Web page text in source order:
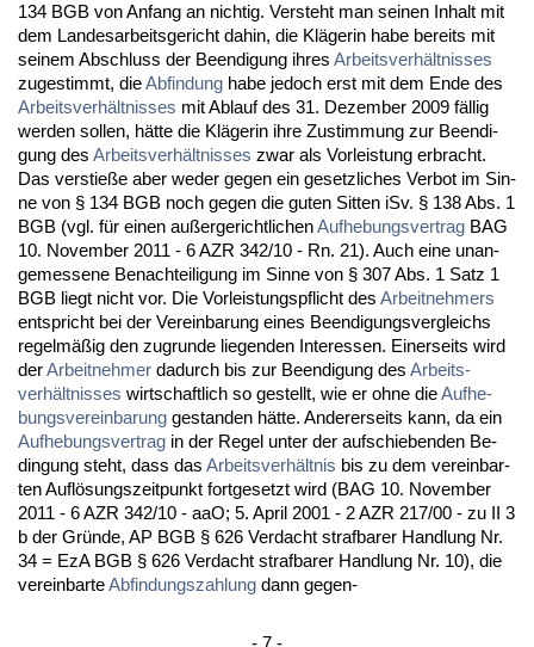
134 BGB von An­fang an nich­tig. Ver­steht man sei­nen In­halt mit
dem Lan­des­ar­beits­ge­richt da­hin, die Kläge­rin ha­be be­reits mit
sei­nem Ab­schluss der Be­en­di­gung ih­res Ar­beits­verhält­nis­ses
zu­ge­stimmt, dieAb­fin­dung ha­be je­doch erst mit dem En­de des
Ar­beits­verhält­nis­ses mit Ab­lauf des 31. De­zem­ber 2009 fällig
wer­den sol­len, hätte die Kläge­rin ih­re Zu­stim­mung zur Be­en­di­
gung des Ar­beits­verhält­nis­ses zwar als Vor­leis­tung er­bracht.
Das ver­stieße aber we­der ge­gen ein ge­setz­li­ches Ver­bot im Sin­
ne von § 134 BGB noch ge­gen die gu­ten Sit­ten iSv. § 138 Abs. 1
BGB (vgl. für ei­nen außer­ge­richt­li­chenAuf­he­bungs­ver­trag BAG
10. No­vem­ber 2011 - 6 AZR 342/10 - Rn. 21). Auch ei­ne un­an­
ge­mes­se­ne Be­nach­tei­li­gung im Sin­ne von § 307 Abs. 1 Satz 1
BGB liegt nicht vor. Die Vor­leis­tungs­pflicht des Ar­beit­neh­mers
ent­spricht bei der Ver­ein­ba­rung ei­nes Be­en­di­gungs­ver­gleichs
re­gelmäßig den zu­grun­de lie­gen­den In­ter­es­sen. Ei­ner­seits wird
derAr­beit­neh­mer da­durch bis zur Be­en­di­gung des Ar­beits­
verhält­nis­ses wirt­schaft­lich so ge­stellt, wie er oh­ne dieAuf­he­
bungs­ver­ein­ba­rung ge­stan­den hätte. An­de­rer­seits kann, da ein
Auf­he­bungs­ver­trag in der Re­gel un­ter der auf­schie­ben­den Be­
din­gung steht, dass das Ar­beits­verhält­nis bis zu dem ver­ein­bar­
ten Auflösungs­zeit­punkt fort­ge­setzt wird (BAG 10. No­vem­ber
2011 - 6 AZR 342/10 - aaO; 5. April 2001 - 2 AZR 217/00 - zu II 3
b der Gründe, AP BGB § 626 Ver­dacht straf­ba­rer Hand­lung Nr.
34 = EzA BGB § 626 Ver­dacht straf­ba­rer Hand­lung Nr. 10), die
ver­ein­bar­teAb­fin­dungs­zah­lung dann ge­gen-